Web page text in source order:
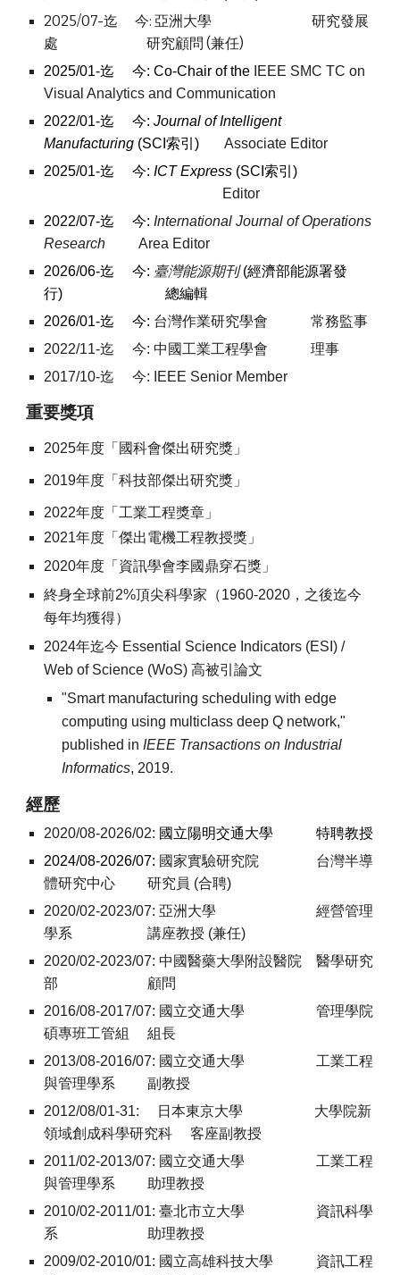
2025/07-迄 今:亞洲大學 研究發展
處 研究顧問 (兼任)
2025/01-迄 今: Co-Chair of the IEEE SMC TC on
Visual Analytics and Communication
2022/01-迄 今:Journal of Intelligent
Manufacturing (SCI索引)
Associate Editor
2025/01-迄 今:ICT Express (SCI索引)
Editor
2022/07-迄 今: International Journal of Operations
Research
Area Editor
2026/06-迄 今: 臺灣能源期刊(經濟部能源署發
行)
總編輯
2026/01-迄 今: 台灣作業研究學會 常務監事
2022/11-迄 今:中國工業工程學會 理事
2017/10-迄 今: IEEE Senior Member
重要獎項
2025年度「 國科會傑出研究獎」
2019年度「科技部傑出研究獎」
2022年度「工業工程獎章」
2021年度「傑出電機工程教授獎」
2020年度「資訊學會李國鼎穿石獎」
終身全球前2%頂尖科學家（1960-2020，之後迄今
每年均獲得）
2024年迄今 Essential Science Indicators (ESI) /
Web of Science (WoS)高被引論文
"Smart manufacturing scheduling with edge
computing using multiclass deep Q network,"
published in IEEE Transactions on Industrial
Informatics, 2019.
經歷
2020/08-2026/02: 國立陽明交通大學 特聘教授
2024/08-2026/07: 國家實驗研究院 台灣半導
體研究中心 研究員 (合聘)
2020/02-2023/07:亞洲大學 經營管理
學系 講座教授 (兼任)
2020/02-2023/07:中國醫藥大學附設醫院 醫學研究
部 顧問
2016/08-2017/07: 國立交通大學 管理學院
碩專班工管組 組長
2013/08-2016/07: 國立交通大學 工業工程
與管理學系 副教授
2012/08/01-31:
日本東京大學 大學院新
領域創成科學研究科 客座副教授
2011/02-2013/07: 國立交通大學 工業工程
與管理學系 助理教授
2010/02-2011/01:臺北市立大學 資訊科學
系 助理教授
2009/02-2010/01: 國立高雄科技大學 資訊工程